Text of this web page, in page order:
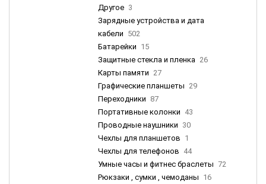
Другое 3
Зарядные устройства и дата
кабели 502
Батарейки 15
Защитные стекла и пленка 26
Карты памяти 27
Графические планшеты 29
Переходники 87
Портативные колонки 43
Проводные наушники 30
Чехлы для планшетов 1
Чехлы для телефонов 44
Умные часы и фитнес браслеты 72
Рюкзаки , сумки , чемоданы 16